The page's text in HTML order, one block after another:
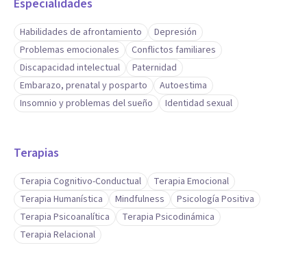
Especialidades
Habilidades de afrontamiento
Depresión
Problemas emocionales
Conflictos familiares
Discapacidad intelectual
Paternidad
Embarazo, prenatal y posparto
Autoestima
Insomnio y problemas del sueño
Identidad sexual
Terapias
Terapia Cognitivo-Conductual
Terapia Emocional
Terapia Humanística
Mindfulness
Psicología Positiva
Terapia Psicoanalítica
Terapia Psicodinámica
Terapia Relacional